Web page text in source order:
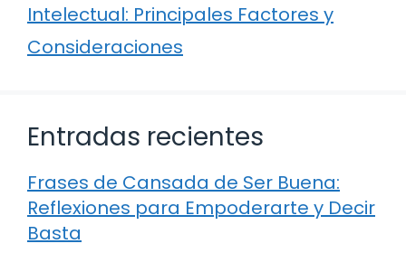
Intelectual: Principales Factores y
Consideraciones
Entradas recientes
Frases de Cansada de Ser Buena:
Reflexiones para Empoderarte y Decir
Basta